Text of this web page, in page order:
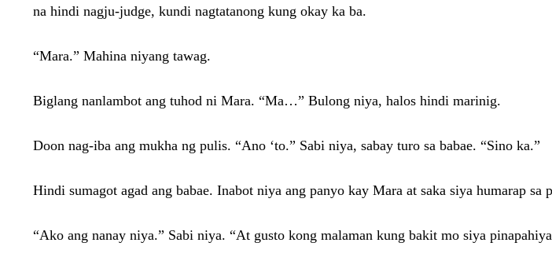
na hindi nagju-judge, kundi nagtatanong kung okay ka ba.
“Mara.” Mahina niyang tawag.
Biglang nanlambot ang tuhod ni Mara. “Ma…” Bulong niya, halos hindi marinig.
Doon nag-iba ang mukha ng pulis. “Ano ‘to.” Sabi niya, sabay turo sa babae. “Sino ka.”
Hindi sumagot agad ang babae. Inabot niya ang panyo kay Mara at saka siya humarap
“Ako ang nanay niya.” Sabi niya. “At gusto kong malaman kung bakit mo siya